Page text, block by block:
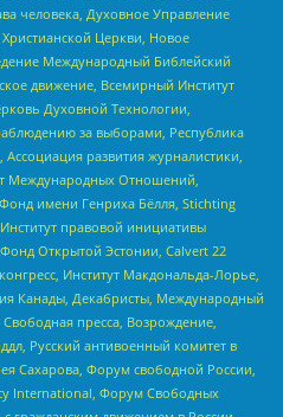
человека, Духовное Управление
Церкви, Новое
Международный Библейский
движение, Всемирный Институт
Духовной Технологии,
за выборами, Республика
развития журналистики,
Международных Отношений,
имени Генриха Бёлля, Stichting
правовой инициативы
Открытой Эстонии, Calvert 22
Институт Макдональда-Лорье,
Канады, Декабристы, Международный
пресса, Возрождение,
Русский антивоенный комитет в
Сахарова, Форум свободной России,
International, Форум Свободных